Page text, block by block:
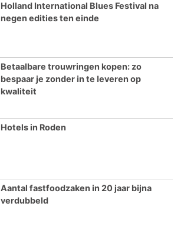
Holland International Blues Festival na
negen edities ten einde
Betaalbare trouwringen kopen: zo
bespaar je zonder in te leveren op
kwaliteit
Hotels in Roden
Aantal fastfoodzaken in 20 jaar bijna
verdubbeld